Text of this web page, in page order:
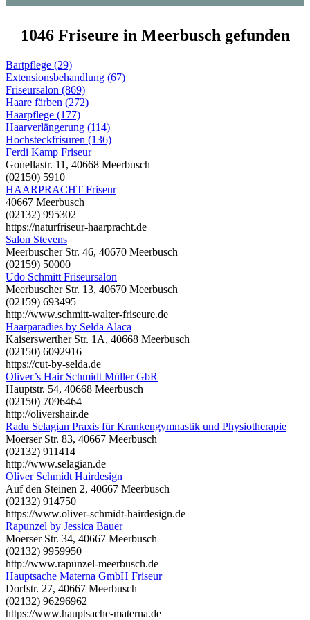
1046 Friseure in Meerbusch gefunden
Bartpflege (29)
Extensionsbehandlung (67)
Friseursalon (869)
Haare färben (272)
Haarpflege (177)
Haarverlängerung (114)
Hochsteckfrisuren (136)
Ferdi Kamp Friseur
Gonellastr. 11, 40668 Meerbusch
(02150) 5910
HAARPRACHT Friseur
40667 Meerbusch
(02132) 995302
https://naturfriseur-haarpracht.de
Salon Stevens
Meerbuscher Str. 46, 40670 Meerbusch
(02159) 50000
Udo Schmitt Friseursalon
Meerbuscher Str. 13, 40670 Meerbusch
(02159) 693495
http://www.schmitt-walter-friseure.de
Haarparadies by Selda Alaca
Kaiserswerther Str. 1A, 40668 Meerbusch
(02150) 6092916
https://cut-by-selda.de
Oliver’s Hair Schmidt Müller GbR
Hauptstr. 54, 40668 Meerbusch
(02150) 7096464
http://olivershair.de
Radu Selagian Praxis für Krankengymnastik und Physiotherapie
Moerser Str. 83, 40667 Meerbusch
(02132) 911414
http://www.selagian.de
Oliver Schmidt Hairdesign
Auf den Steinen 2, 40667 Meerbusch
(02132) 914750
https://www.oliver-schmidt-hairdesign.de
Rapunzel by Jessica Bauer
Moerser Str. 34, 40667 Meerbusch
(02132) 9959950
http://www.rapunzel-meerbusch.de
Hauptsache Materna GmbH Friseur
Dorfstr. 27, 40667 Meerbusch
(02132) 96296962
https://www.hauptsache-materna.de